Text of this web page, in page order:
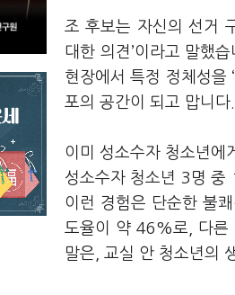
조 후보는 자신의 선거
대한 의견’이라고 말했
현장에서 특정 정체성을
포의 공간이 되고 맙니다.
이미 성소수자 청소년에
성소수자 청소년 3명 중
이런 경험은 단순한 불
도율이 약 46%로, 다른
말은, 교실 안 청소년의